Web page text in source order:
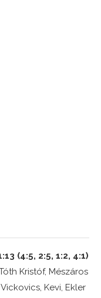
(4:5, 2:5, 1:2, 4:1)
Kristóf, Mészáros
Vickovics, Kevi, Ekler